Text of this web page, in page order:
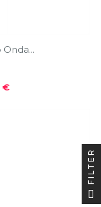
€
FILTER